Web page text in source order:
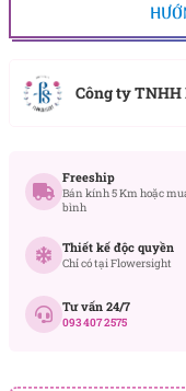
Công ty TNHH
Freeship
Bán kính 5 Km hoặc
bình
Thiết kế độc quyền
Chỉ có tại Flowersight
Tư vấn 24/7
093 407 2575